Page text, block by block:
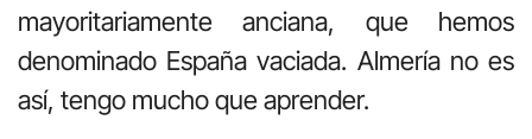
mayoritariamente anciana, que hemos
denominado España vaciada. Almería no es
así, tengo mucho que aprender.